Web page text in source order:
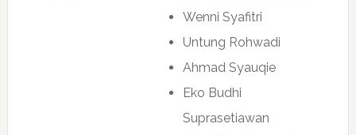
Wenni Syafitri
Untung Rohwadi
Ahmad Syauqie
Eko Budhi
Suprasetiawan